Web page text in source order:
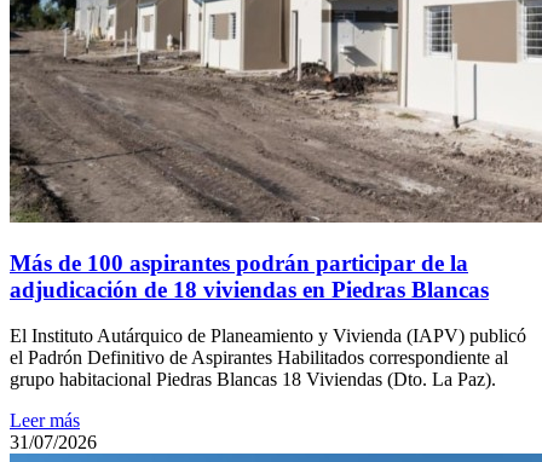
Más de 100 aspirantes podrán participar de la
adjudicación de 18 viviendas en Piedras Blancas
El Instituto Autárquico de Planeamiento y Vivienda (IAPV) publicó
el Padrón Definitivo de Aspirantes Habilitados correspondiente al
grupo habitacional Piedras Blancas 18 Viviendas (Dto. La Paz).
Leer más
31/07/2026